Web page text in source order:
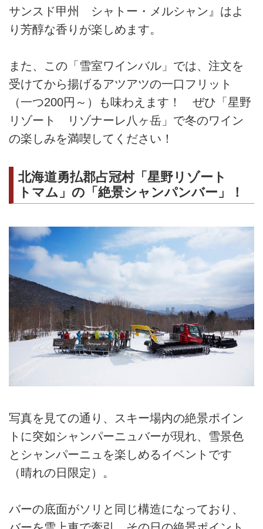
サンスド甲州 シャトー・メルシャン』はよ
り芳醇な香りが楽しめます。
また、この「雪室ワインバル」では、注文を
受けてから揚げるアツアツの一口フリット
（一つ200円～）も味わえます！ ぜひ「星野
リゾート リゾナーレ八ヶ岳」で冬のワイン
の楽しみを満喫してください！
北海道勇払郡占冠村「星野リゾート
トマム」の「絶景シャンパンバー」！
写真を見ての通り、スキー場内の絶景ポイン
トに突如シャンパーニュバーが現れ、雪景色
とシャンパーニュを楽しめるイベントです
（晴れの日限定）。
バーの底面がソリと同じ構造になっており、